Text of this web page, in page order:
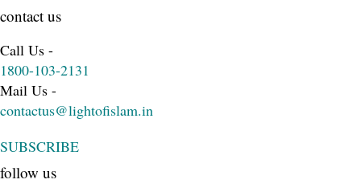
contact us
Call Us -
1800-103-2131
Mail Us -
contactus@lightofislam.in
SUBSCRIBE
follow us